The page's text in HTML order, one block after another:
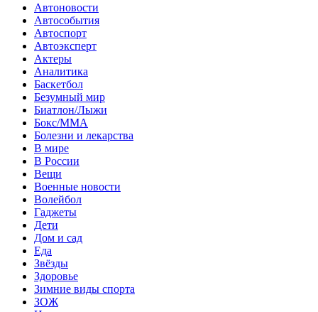
Автоновости
Автособытия
Автоспорт
Автоэксперт
Актеры
Аналитика
Баскетбол
Безумный мир
Биатлон/Лыжи
Бокс/MMA
Болезни и лекарства
В мире
В России
Вещи
Военные новости
Волейбол
Гаджеты
Дети
Дом и сад
Еда
Звёзды
Здоровье
Зимние виды спорта
ЗОЖ